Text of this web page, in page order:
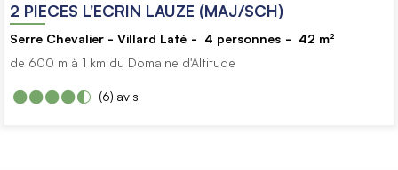
2 PIECES L'ECRIN LAUZE (MAJ/SCH)
Serre Chevalier - Villard Laté 4 personnes 42 m²
de 600 m à 1 km du Domaine d'Altitude
avis
(6)